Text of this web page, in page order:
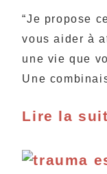
“Je propose
vous aider à
une vie que
Une
Lire la